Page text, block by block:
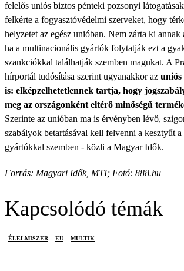
felelős uniós biztos pénteki pozsonyi
felkérte a fogyasztóvédelmi szerveket, hogy
helyzetet az egész unióban. Nem zárta ki annak
ha a multinacionális gyártók folytatják ezt a
szankciókkal találhatják szemben magukat. A
hírportál tudósítása szerint ugyanakkor az uniós
is: elképzelhetetlennek tartja, hogy
meg az országonként eltérő minőségű
Szerinte az unióban ma is érvényben lévő,
szabályok betartásával kell felvenni a kesztyűt a
gyártókkal szemben - közli a Magyar Idők.
Forrás: Magyari Idők, MTI; Fotó: 888.hu
Kapcsolódó témák
ÉLELMISZER EU MULTIK